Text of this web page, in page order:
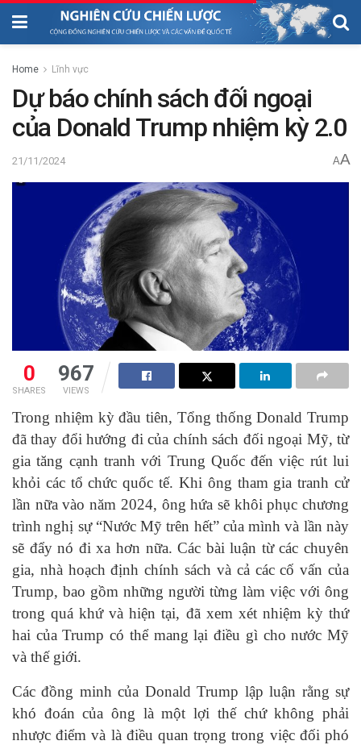
Home Lĩnh vực
Dự báo chính sách đối ngoại
của Donald Trump nhiệm kỳ 2.0
21/11/2024 AA
0
SHARES
967
VIEWS
Trong nhiệm kỳ đầu tiên, Tổng thống Donald Trump
đã thay đổi hướng đi của chính sách đối ngoại Mỹ, từ
gia tăng cạnh tranh với Trung Quốc đến việc rút lui
khỏi các tổ chức quốc tế. Khi ông tham gia tranh cử
lần nữa vào năm 2024, ông hứa sẽ khôi phục chương
trình nghị sự “Nước Mỹ trên hết” của mình và lần này
sẽ đẩy nó đi xa hơn nữa. Các bài luận từ các chuyên
gia, nhà hoạch định chính sách và cả các cố vấn của
Trump, bao gồm những người từng làm việc với ông
trong quá khứ và hiện tại, đã xem xét nhiệm kỳ thứ
hai của Trump có thể mang lại điều gì cho nước Mỹ
và thế giới.
Các đồng minh của Donald Trump lập luận rằng sự
khó đoán của ông là một lợi thế chứ không phải
nhược điểm và là điều quan trọng trong việc đối phó